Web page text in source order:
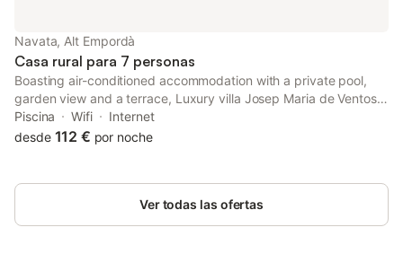
Navata, Alt Empordà
Casa rural para 7 personas
Boasting air-conditioned accommodation with a private pool,
garden view and a terrace, Luxury villa Josep Maria de Ventos
is set in Navata. This property offers access to a balcony and
free private parking.
Piscina Wifi
Internet
desde 112 € por noche
Ver todas las ofertas